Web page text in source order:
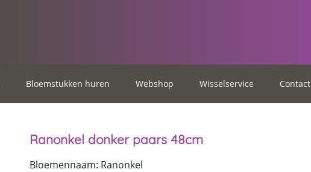
Bloemstukken huren Webshop Wisselservice Contact
Ranonkel donker paars 48cm
Bloemennaam: Ranonkel